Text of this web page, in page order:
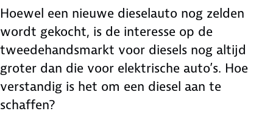
Hoewel een nieuwe dieselauto nog zelden
wordt gekocht, is de interesse op de
tweedehandsmarkt voor diesels nog altijd
groter dan die voor elektrische auto’s. Hoe
verstandig is het om een diesel aan te
schaffen?